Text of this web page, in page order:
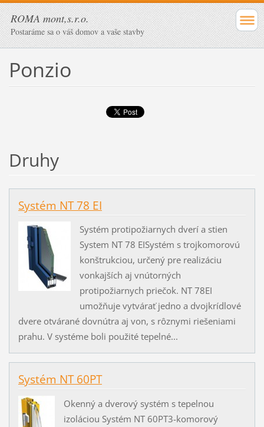
ROMA mont,s.r.o.
Postaráme sa o váš domov a vaše stavby
Ponzio
Druhy
Systém NT 78 EI
Systém protipožiarnych dverí a stien
System NT 78 EISystém s trojkomorovú
konštrukciou, určený pre realizáciu
vonkajších aj vnútorných
protipožiarnych priečok. NT 78EI
umožňuje vytvárať jedno a dvojkrídlové
dvere otvárané dovnútra aj von, s rôznymi riešeniami
prahu. V systéme boli použité tepelné...
Systém NT 60PT
Okenný a dverový systém s tepelnou
izoláciou Systém NT 60PT3-komorový